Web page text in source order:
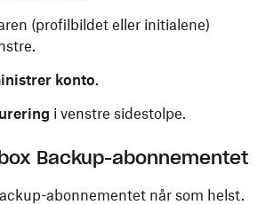
(profilbildet eller initialene)
konto.
i venstre sidestolpe.
Backup-abonnementet
abonnementet når som helst.